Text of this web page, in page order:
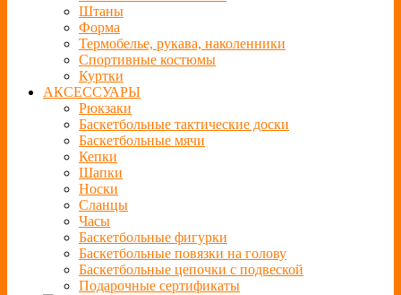
Штаны
Форма
Термобелье, рукава, наколенники
Спортивные костюмы
Куртки
АКСЕССУАРЫ
Рюкзаки
Баскетбольные тактические доски
Баскетбольные мячи
Кепки
Шапки
Носки
Сланцы
Часы
Баскетбольные фигурки
Баскетбольные повязки на голову
Баскетбольные цепочки с подвеской
Подарочные сертификаты